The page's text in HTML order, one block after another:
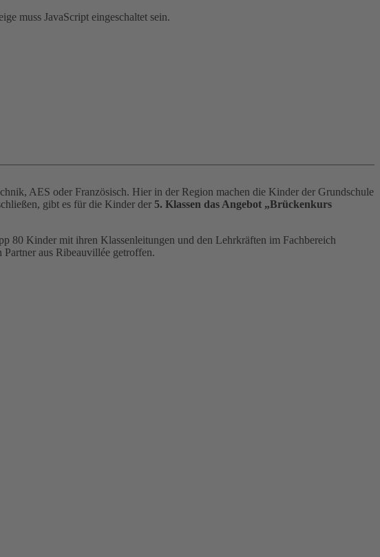
muss JavaScript eingeschaltet sein.
AES oder Französisch. Hier in der Region machen die Kinder der Grundschule
gibt es für die Kinder der 5. Klassen das Angebot „Brückenkurs
80 Kinder mit ihren Klassenleitungen und den Lehrkräften im Fachbereich
aus Ribeauvillée getroffen.